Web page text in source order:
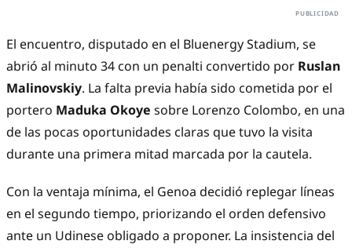
El encuentro, disputado en el Bluenergy Stadium, se
abrió al minuto 34 con un penalti convertido por Ruslan
Malinovskiy. La falta previa había sido cometida por el
portero Maduka Okoye sobre Lorenzo Colombo, en una
de las pocas oportunidades claras que tuvo la visita
durante una primera mitad marcada por la cautela.
Con la ventaja mínima, el Genoa decidió replegar líneas
en el segundo tiempo, priorizando el orden defensivo
ante un Udinese obligado a proponer. La insistencia del